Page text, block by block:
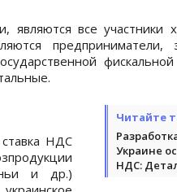
являются все участники
предприниматели,
Читайте
Украине
НДС:
НДС
и др.)